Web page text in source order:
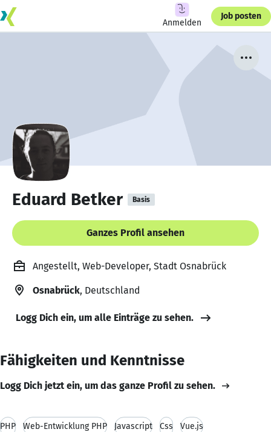
Anmelden
Job posten
Eduard Betker Basis
Ganzes Profil ansehen
Angestellt, Web-Developer, Stadt Osnabrück
Osnabrück, Deutschland
Logg Dich ein, um alle Einträge zu sehen.
Fähigkeiten und Kenntnisse
Logg Dich jetzt ein, um das ganze Profil zu sehen.
PHP Web-Entwicklung PHP Javascript Css Vue.js